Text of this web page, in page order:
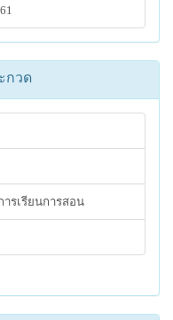
กวด
รเรียนการสอน